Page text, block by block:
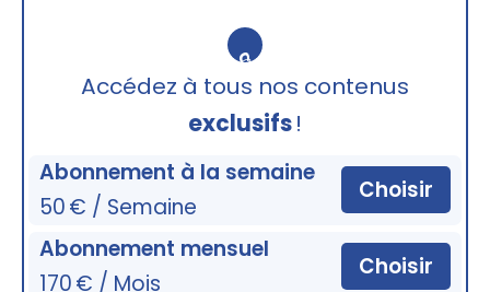
🔒
Accédez à tous nos contenus
exclusifs!
Abonnement à la semaine
50 € / Semaine
Choisir
Abonnement mensuel
170 € / Mois
Choisir